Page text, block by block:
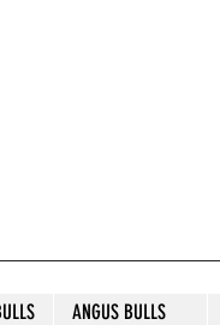
ANGUS BULLS